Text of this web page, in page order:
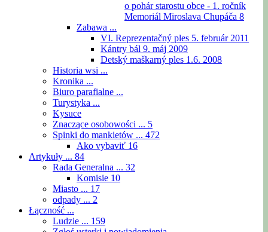
o pohár starostu obce - 1. ročník
Memoriál Miroslava Chupáča 8
Zabawa ...
VI. Reprezentačný ples 5. február 2011
Kántry bál 9. máj 2009
Detský maškarný ples 1.6. 2008
Historia wsi ...
Kronika ...
Biuro parafialne ...
Turystyka ...
Kysuce
Znaczące osobowości ... 5
Spinki do mankietów ... 472
Ako vybaviť 16
Artykuły ... 84
Rada Generalna ... 32
Komisie 10
Miasto ... 17
odpady ... 2
Łączność ...
Ludzie ... 159